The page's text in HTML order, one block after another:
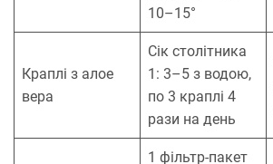
10–15°
Краплі з алое
вера
Сік столітника
1: 3–5 з водою,
по 3 краплі 4
рази на день
1 фільтр-пакет